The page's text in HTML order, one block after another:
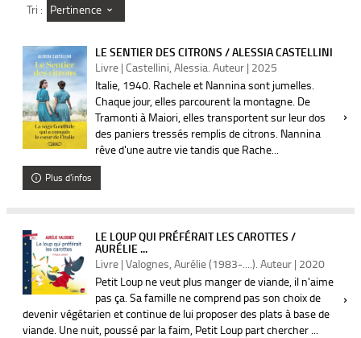
Tri : Pertinence
LE SENTIER DES CITRONS / ALESSIA CASTELLINI
Livre | Castellini, Alessia. Auteur | 2025
Italie, 1940. Rachele et Nannina sont jumelles.
Chaque jour, elles parcourent la montagne. De
Tramonti à Maiori, elles transportent sur leur dos
des paniers tressés remplis de citrons. Nannina
rêve d'une autre vie tandis que Rache...
Plus d'infos
LE LOUP QUI PRÉFÉRAIT LES CAROTTES /
AURÉLIE ...
Livre | Valognes, Aurélie (1983-....). Auteur | 2020
Petit Loup ne veut plus manger de viande, il n'aime
pas ça. Sa famille ne comprend pas son choix de
devenir végétarien et continue de lui proposer des plats à base de
viande. Une nuit, poussé par la faim, Petit Loup part chercher ...